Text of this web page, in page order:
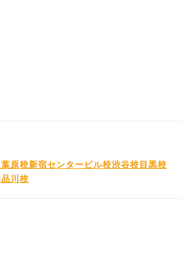
原校新宿センタービル校渋谷校目黒校
品川校